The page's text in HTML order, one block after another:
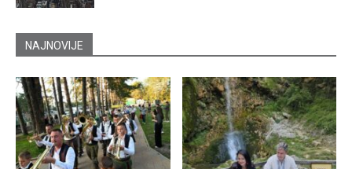
NAJNOVIJE